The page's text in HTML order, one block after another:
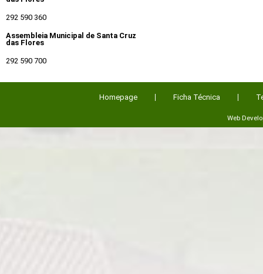
292 590 360
Assembleia Municipal de Santa Cruz
das Flores
292 590 700
Homepage Ficha Técnica
Web